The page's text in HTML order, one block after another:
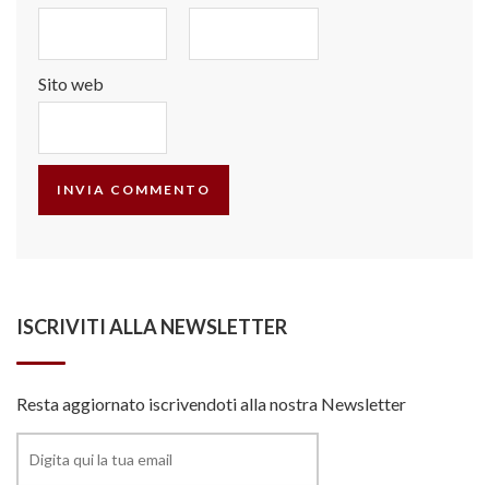
Sito web
ISCRIVITI ALLA NEWSLETTER
Resta aggiornato iscrivendoti alla nostra Newsletter